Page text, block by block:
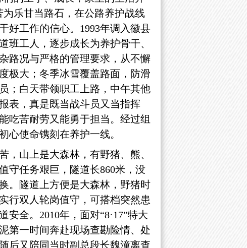
乐甘当路石，在公路养护战线
好工作的信心。1993年调入徽县
班工人，逐步成长为养护骨干、
路况与严格的管理要求，从不懈
极大；冬季冰雪覆盖路面，防滑
；白天带领职工上路，中午其他
表，真是既当战斗员又当指挥
吃苦耐劳又能勇于担当。经过组
心使命镌刻在养护一线。
，山上是大森林，有野猪、熊、
守任务艰巨，隧道长860米，没
。隧道上方便是大森林，野猪时
行双人轮岗值守，可搭档突然患
全。2010年，面对“8·17”特大
第一时间奔赴现场查勘险情、处
后又陪同当时副总段长魏潼离查